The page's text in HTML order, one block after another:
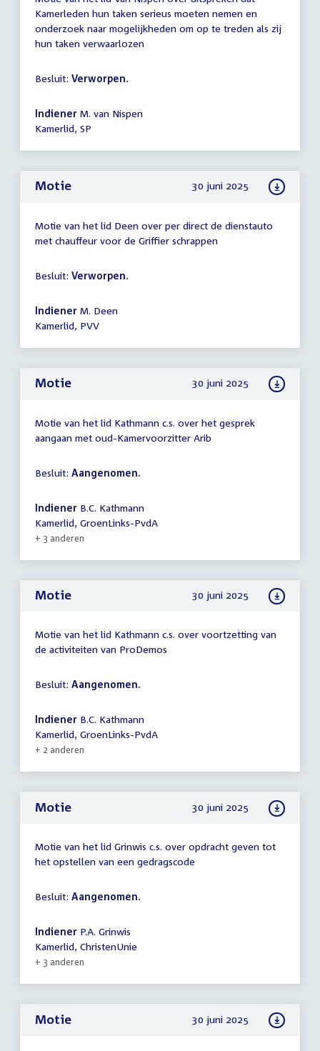
Kamerleden hun taken serieus moeten nemen en
onderzoek naar mogelijkheden om op te treden als zij
hun taken verwaarlozen
Besluit: Verworpen.
Indiener M. van Nispen
Kamerlid, SP
Motie 30 juni 2025
Motie van het lid Deen over per direct de dienstauto
met chauffeur voor de Griffier schrappen
Besluit: Verworpen.
Indiener M. Deen
Kamerlid, PVV
Motie 30 juni 2025
Motie van het lid Kathmann c.s. over het gesprek
aangaan met oud-Kamervoorzitter Arib
Besluit: Aangenomen.
Indiener B.C. Kathmann
Kamerlid, GroenLinks-PvdA
+ 3 anderen
Motie 30 juni 2025
Motie van het lid Kathmann c.s. over voortzetting van
de activiteiten van ProDemos
Besluit: Aangenomen.
Indiener B.C. Kathmann
Kamerlid, GroenLinks-PvdA
+ 2 anderen
Motie 30 juni 2025
Motie van het lid Grinwis c.s. over opdracht geven tot
het opstellen van een gedragscode
Besluit: Aangenomen.
Indiener P.A. Grinwis
Kamerlid, ChristenUnie
+ 3 anderen
Motie 30 juni 2025